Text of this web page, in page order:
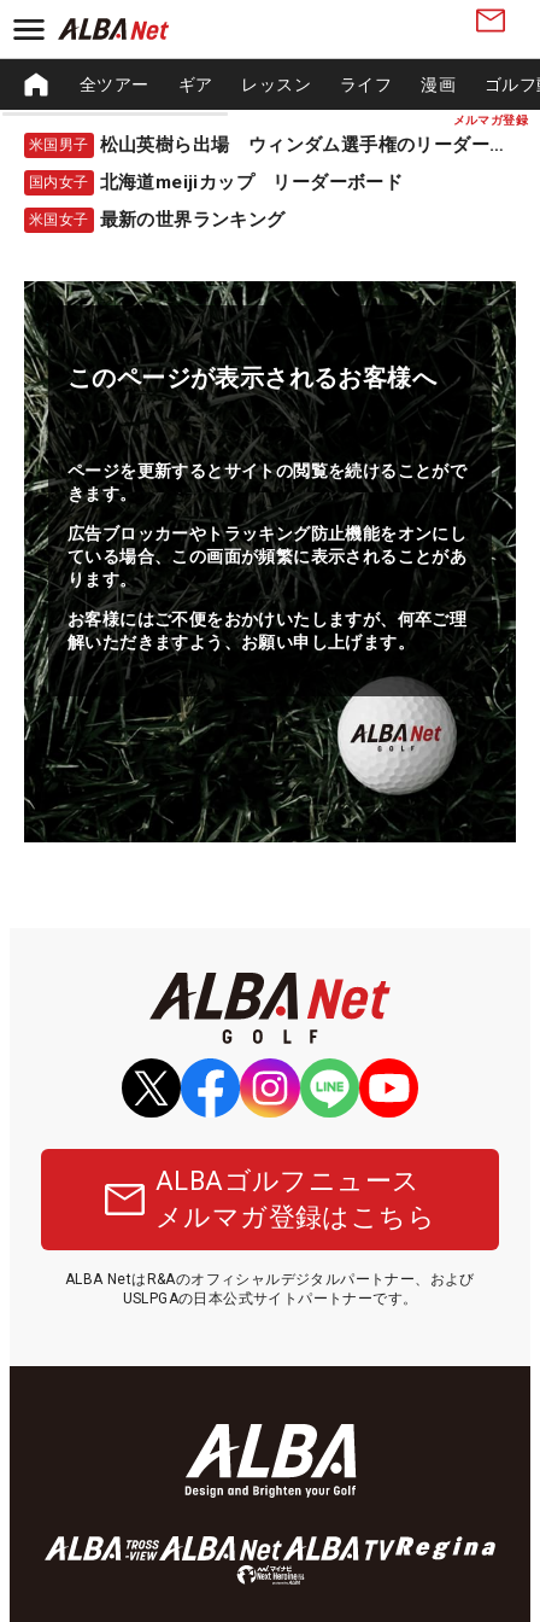
メルマガ登録
全ツアー ギア レッスン ライフ 漫画 ゴル
米国男子 松山英樹ら出場 ウィンダム選手権のリーダーボード
国内女子 北海道meijiカップ リーダーボード
米国女子 最新の世界ランキング
このページが表示されるお客様へ
ページを更新するとサイトの閲覧を続けることがで
きます。
広告ブロッカーやトラッキング防止機能をオンにし
ている場合、この画面が頻繁に表示されることがあ
ります。
お客様にはご不便をおかけいたしますが、何卒ご理
解いただきますよう、お願い申し上げます。
ALBAゴルフニュース
メルマガ登録はこちら
ALBA NetはR&Aのオフィシャルデジタルパートナー、および
USLPGAの日本公式サイトパートナーです。